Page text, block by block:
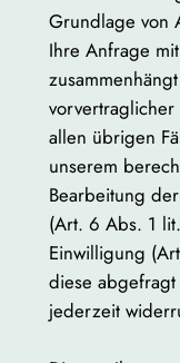
Grundlage von
Ihre Anfrage
allen übrigen
unserem
Bearbeitung
(Art. 6 Abs. 1
Einwilligung
diese
jederzeit